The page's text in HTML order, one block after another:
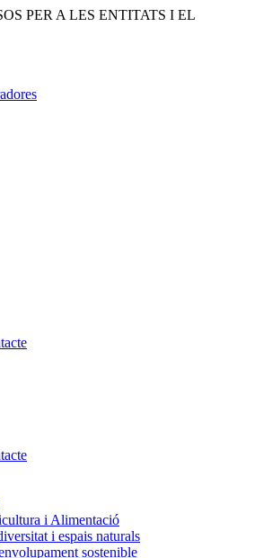
PER A LES ENTITATS I EL
i Alimentació
i espais naturals
sostenible